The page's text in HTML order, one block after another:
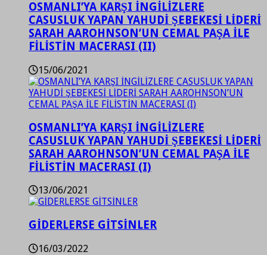
OSMANLI’YA KARŞI İNGİLİZLERE
CASUSLUK YAPAN YAHUDİ ŞEBEKESİ LİDERİ
SARAH AAROHNSON’UN CEMAL PAŞA İLE
FİLİSTİN MACERASI (II)
15/06/2021
OSMANLI’YA KARŞI İNGİLİZLERE
CASUSLUK YAPAN YAHUDİ ŞEBEKESİ LİDERİ
SARAH AAROHNSON’UN CEMAL PAŞA İLE
FİLİSTİN MACERASI (I)
13/06/2021
GİDERLERSE GİTSİNLER
16/03/2022